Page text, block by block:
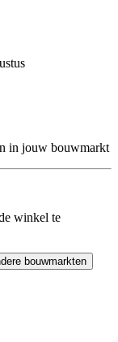
in jouw bouwmarkt
winkel te
bouwmarkten